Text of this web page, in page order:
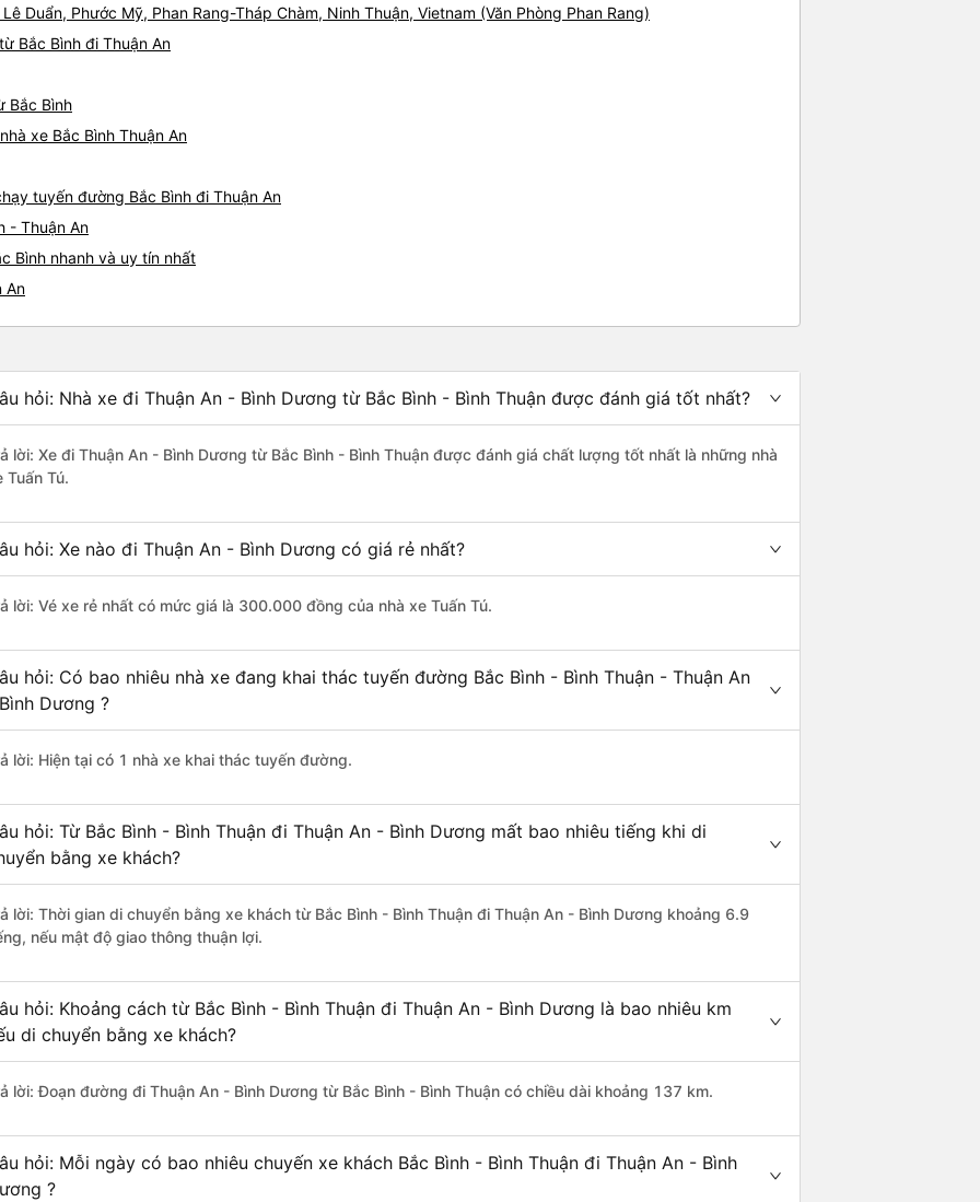
Duẩn, Phước Mỹ, Phan Rang-Tháp Chàm, Ninh Thuận, Vietnam (Văn Phòng Phan Rang)
Bắc Bình đi Thuận An
Bắc Bình
xe Bắc Bình Thuận An
tuyến đường Bắc Bình đi Thuận An
- Thuận An
Bình nhanh và uy tín nhất
An
hỏi: Nhà xe đi Thuận An - Bình Dương từ Bắc Bình - Bình Thuận được đánh giá tốt nhất?
lời: Xe đi Thuận An - Bình Dương từ Bắc Bình - Bình Thuận được đánh giá chất lượng tốt nhất là những nhà
Tuấn Tú.
hỏi: Xe nào đi Thuận An - Bình Dương có giá rẻ nhất?
lời: Vé xe rẻ nhất có mức giá là 300.000 đồng của nhà xe Tuấn Tú.
hỏi: Có bao nhiêu nhà xe đang khai thác tuyến đường Bắc Bình - Bình Thuận - Thuận An
Dương ?
lời: Hiện tại có 1 nhà xe khai thác tuyến đường.
hỏi: Từ Bắc Bình - Bình Thuận đi Thuận An - Bình Dương mất bao nhiêu tiếng khi di
bằng xe khách?
lời: Thời gian di chuyển bằng xe khách từ Bắc Bình - Bình Thuận đi Thuận An - Bình Dương khoảng 6.9
nếu mật độ giao thông thuận lợi.
hỏi: Khoảng cách từ Bắc Bình - Bình Thuận đi Thuận An - Bình Dương là bao nhiêu km
di chuyển bằng xe khách?
lời: Đoạn đường đi Thuận An - Bình Dương từ Bắc Bình - Bình Thuận có chiều dài khoảng 137 km.
hỏi: Mỗi ngày có bao nhiêu chuyến xe khách Bắc Bình - Bình Thuận đi Thuận An - Bình
?